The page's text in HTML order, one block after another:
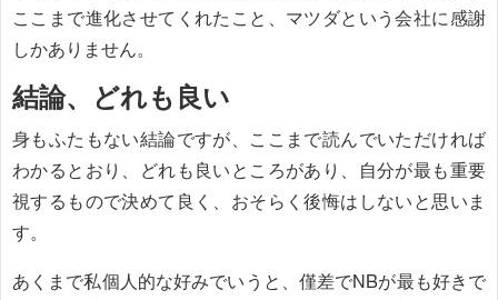
ここまで進化させてくれたこと、マツダという会社に感謝
しかありません。
結論、どれも良い
身もふたもない結論ですが、ここまで読んでいただければ
わかるとおり、どれも良いところがあり、自分が最も重要
視するもので決めて良く、おそらく後悔はしないと思いま
す。
あくまで私個人的な好みでいうと、僅差でNBが最も好きで